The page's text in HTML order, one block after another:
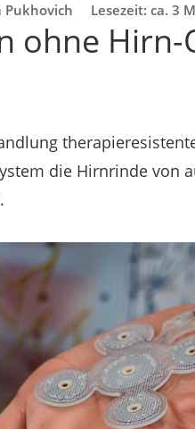
Pukhovich Lesezeit: ca. 3
ohne Hirn-
die Hirnrinde von